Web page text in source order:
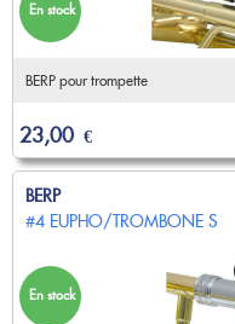
BERP pour trompette
23,00 €
En stock
BERP
#4 EUPHO/TROMBONE S
En stock